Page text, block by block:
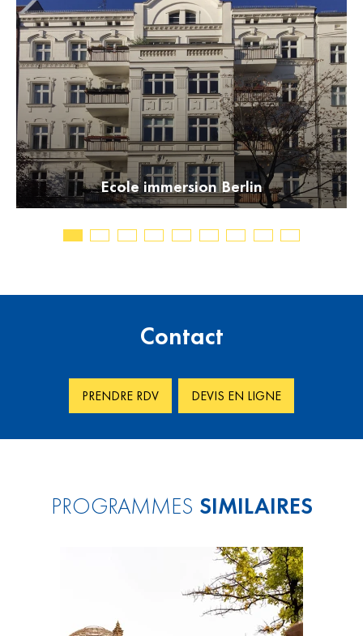
Ecole immersion Berlin
Contact
PRENDRE RDV DEVIS EN LIGNE
PROGRAMMES SIMILAIRES